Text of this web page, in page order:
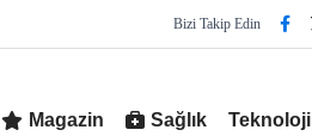
Bizi Takip Edin
Magazin Sağlık Teknoloji